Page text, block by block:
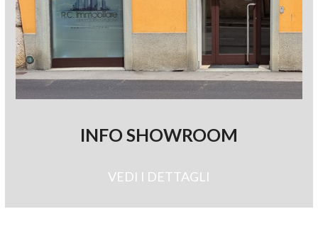
INFO SHOWROOM
VEDI I DETTAGLI